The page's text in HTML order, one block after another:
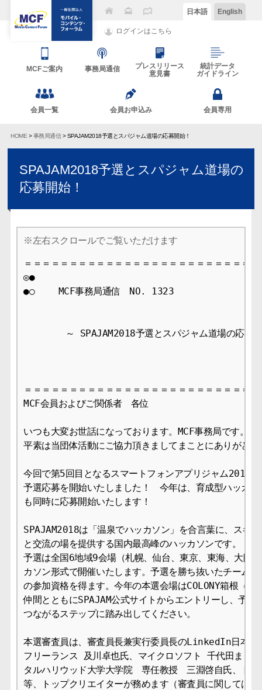
ログインはこちら
日本語 English
MCFご案内 事務局通信
プレスリリース
意見書
統計データ
ガイドライン
会員一覧 会員お申込み 会員専用
HOME >事務局通信> SPAJAM2018予選とスパジャム道場の応募開始！
SPAJAM2018予選とスパジャム道場の
応募開始！
＝＝＝＝＝＝＝＝＝＝＝＝＝＝＝＝＝＝＝＝＝＝＝＝＝
◎●
●○　　 MCF事務局通信　NO. 1323　　　　　　　　
～ SPAJAM2018予選とスパジャム道場の応募
＝＝＝＝＝＝＝＝＝＝＝＝＝＝＝＝＝＝＝＝＝＝＝＝＝
MCF会員およびご関係者　各位
いつも大変お世話になっております。MCF事務局です。
平素は当団体活動にご協力頂きましてまことにありがと
今回で第5回目となるスマートフォンアプリジャム2018
予選応募を開始いたしました！　今年は、育成型ハッカ
も同時に応募開始いたします！
SPAJAM2018は「温泉でハッカソン」を合言葉に、スキ
と交流の場を提供する国内最高峰のハッカソンです。
予選は全国6地域9会場（札幌、仙台、東京、東海、大阪
カソン形式で開催いたします。予選を勝ち抜いたチーム
の参加資格を得ます。今年の本選会場はCOLONY箱根（
仲間とともにSPAJAM公式サイトからエントリーし、予選
つながるステップに踏み出してください。
本選審査員は、審査員長兼実行委員長のLinkedIn日本代
フリーランス 及川卓也氏、マイクロソフト 千代田まど
タルハリウッド大学大学院　専任教授　三淵啓自氏、ト
等、トップクリエイターが務めます（審査員に関しては